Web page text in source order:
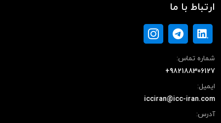
ارتباط با ما
شماره تماس:
+982188306127
ایمیل:
icciran@icc-iran.com
آدرس: